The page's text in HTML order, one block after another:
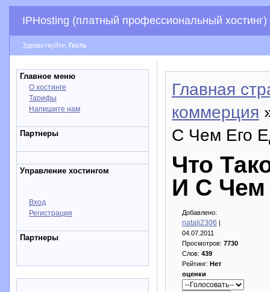
IPHosting (платный профессиональный хостинг)
Здравствуйте, Гость
Главное меню
О хостинге
Тарифы
Напишите нам
Партнеры
Управление хостингом
Вход
Регистрация
Партнеры
Главная
коммерция
С Чем Его
Что
И С Чем
Добавлено:
natali2306 |
04.07.2011
Просмотров: 7730
Слов: 439
Рейтинг: Нет
оценки